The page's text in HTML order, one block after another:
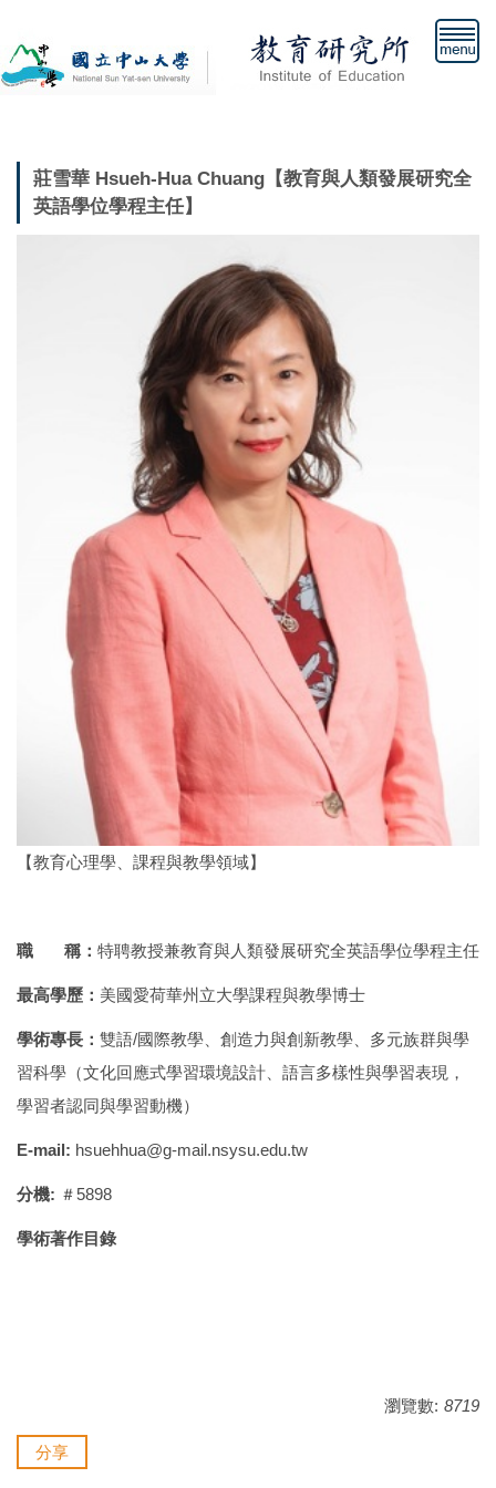
到
主
要
區
莊雪華 Hsueh-Hua Chuang【教育與人類發展研究全
英語學位學程主任】
【教育心理學、課程與教學領域】
職 稱： 特聘教授兼教育與人類發展研究全英語學位學程主任
最高學歷： 美國愛荷華州立大學課程與教學博士
學術專長： 雙語/國際教學、創造力與創新教學、多元族群與學
習科學（文化回應式學習環境設計、語言多樣性與學習表現，
學習者認同與學習動機）
E-mail: hsuehhua@g-mail.nsysu.edu.tw
分機: ＃5898
學術著作目錄
瀏覽數: 8719
分享